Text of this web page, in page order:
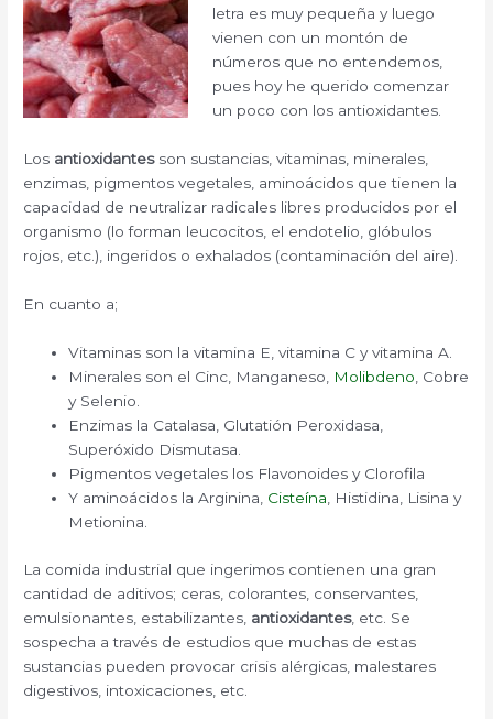
letra es muy pequeña y luego
vienen con un montón de
números que no entendemos,
pues hoy he querido comenzar
un poco con los antioxidantes.
Los antioxidantesson sustancias, vitaminas, minerales,
enzimas, pigmentos vegetales, aminoácidos que tienen la
capacidad de neutralizar radicales libres producidos por el
organismo (lo forman leucocitos, el endotelio, glóbulos
rojos, etc.), ingeridos o exhalados (contaminación del aire).
En cuanto a;
Vitaminas son la vitamina E, vitamina C y vitamina A.
Minerales son el Cinc, Manganeso,
Molibdeno , Cobre
y Selenio.
Enzimas la Catalasa, Glutatión Peroxidasa,
Superóxido Dismutasa.
Pigmentos vegetales los Flavonoides y Clorofila
Y aminoácidos la Arginina, Cisteína , Histidina, Lisina y
Metionina.
La comida industrial que ingerimos contienen una gran
cantidad de aditivos; ceras, colorantes, conservantes,
emulsionantes, estabilizantes, antioxidantes, etc. Se
sospecha a través de estudios que muchas de estas
sustancias pueden provocar crisis alérgicas, malestares
digestivos, intoxicaciones, etc.